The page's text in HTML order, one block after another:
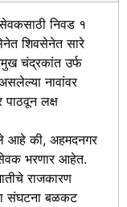
निवड १
शिवसेनेत सारे
चंद्रकांत उर्फ
नावांवर
पाठवून लक्ष
की, अहमदनगर
भरणार आहेत.
राजकारण
संघटना बळकट